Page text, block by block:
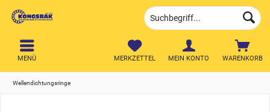
WARENKORB
MERKZETTEL MEIN KONTO
MENÜ
Wellendichtungsringe